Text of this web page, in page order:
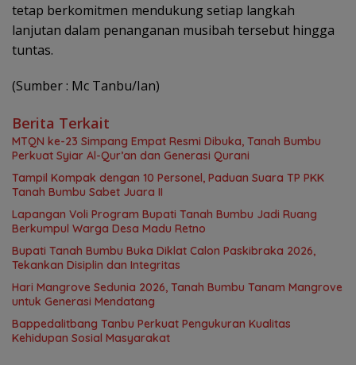
tetap berkomitmen mendukung setiap langkah
lanjutan dalam penanganan musibah tersebut hingga
tuntas.
(Sumber : Mc Tanbu/Ian)
Berita Terkait
MTQN ke-23 Simpang Empat Resmi Dibuka, Tanah Bumbu
Perkuat Syiar Al-Qur’an dan Generasi Qurani
Tampil Kompak dengan 10 Personel, Paduan Suara TP PKK
Tanah Bumbu Sabet Juara II
Lapangan Voli Program Bupati Tanah Bumbu Jadi Ruang
Berkumpul Warga Desa Madu Retno
Bupati Tanah Bumbu Buka Diklat Calon Paskibraka 2026,
Tekankan Disiplin dan Integritas
Hari Mangrove Sedunia 2026, Tanah Bumbu Tanam Mangrove
untuk Generasi Mendatang
Bappedalitbang Tanbu Perkuat Pengukuran Kualitas
Kehidupan Sosial Masyarakat